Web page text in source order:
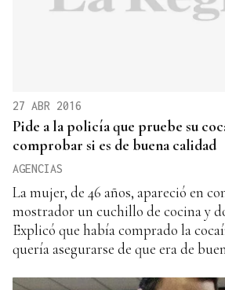
27 ABR 2016
Pide a la policía que pruebe su
comprobar si es de buena calidad
AGENCIAS
La mujer, de 46 años, apareció en
mostrador un cuchillo de cocina y
Explicó que había comprado la
quería asegurarse de que era de